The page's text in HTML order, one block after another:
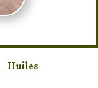
Huiles